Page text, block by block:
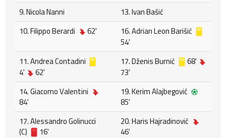
9. Nicola Nanni
13. Ivan Bašić
10. Filippo Berardi
62'
16. Adrian Leon Barišić
54'
11. Andrea Contadini
4'
62'
17. Dženis Burnić
68'
73'
14. Giacomo Valentini
84'
19. Kerim Alajbegović
85'
17. Alessandro Golinucci
(C)
16'
20. Haris Hajradinović
46'